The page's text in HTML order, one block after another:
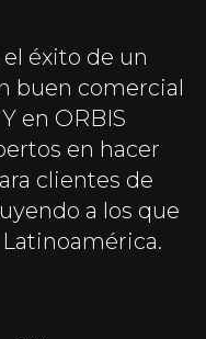
el éxito de un
buen comercial
en ORBIS
en hacer
clientes de
a los que